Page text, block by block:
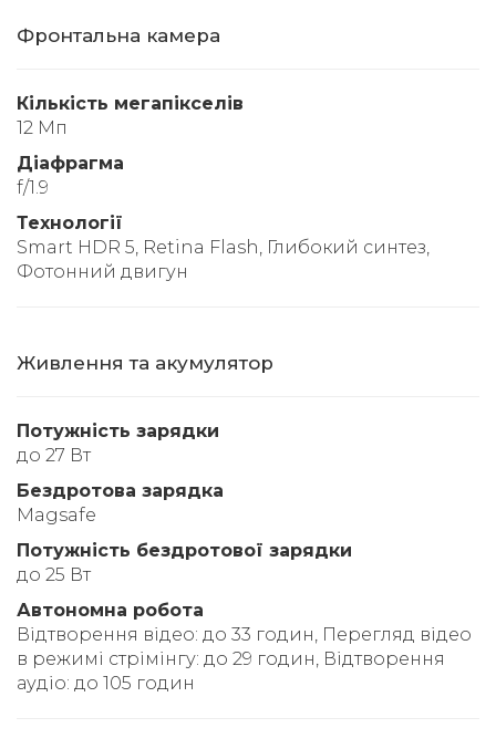
Фронтальна камера
Кількість мегапікселів
12 Мп
Діафрагма
f/1.9
Технології
Smart HDR 5, Retina Flash, Глибокий синтез,
Фотонний двигун
Живлення та акумулятор
Потужність зарядки
до 27 Вт
Бездротова зарядка
Magsafe
Потужність бездротової зарядки
до 25 Вт
Автономна робота
Відтворення відео: до 33 годин, Перегляд відео
в режимі стрімінгу: до 29 годин, Відтворення
аудіо: до 105 годин